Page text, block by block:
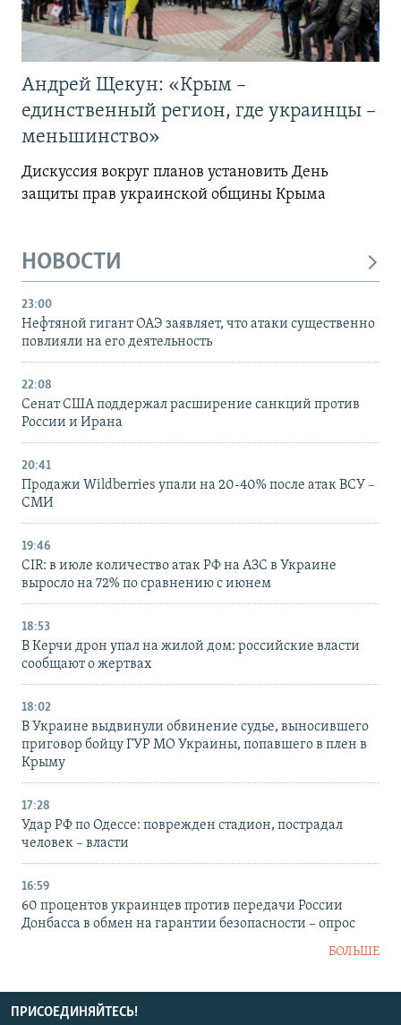
Андрей Щекун: «Крым –
единственный регион, где украинцы –
меньшинство»
Дискуссия вокруг планов установить День
защиты прав украинской общины Крыма
НОВОСТИ
23:00
Нефтяной гигант ОАЭ заявляет, что атаки существенно
повлияли на его деятельность
22:08
Сенат США поддержал расширение санкций против
России и Ирана
20:41
Продажи Wildberries упали на 20-40% после атак ВСУ –
СМИ
19:46
CIR: в июле количество атак РФ на АЗС в Украине
выросло на 72% по сравнению с июнем
18:53
В Керчи дрон упал на жилой дом: российские власти
сообщают о жертвах
18:02
В Украине выдвинули обвинение судье, выносившего
приговор бойцу ГУР МО Украины, попавшего в плен в
Крыму
17:28
Удар РФ по Одессе: поврежден стадион, пострадал
человек – власти
16:59
60 процентов украинцев против передачи России
Донбасса в обмен на гарантии безопасности – опрос
БОЛЬШЕ
ПРИСОЕДИНЯЙТЕСЬ!